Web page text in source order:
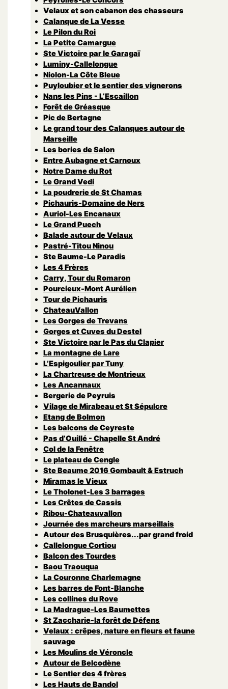
Velaux et son cabanon des chasseurs
Calanque de La Vesse
Le Pilon du Roi
La Petite Camargue
Ste Victoire par le Garagaï
Luminy-Callelongue
Niolon-La Côte Bleue
Puyloubier et le sentier des vignerons
Nans les Pins - L’Escaillon
Forêt de Gréasque
Pic de Bertagne
Le grand tour des Calanques autour de
Marseille
Les bories de Salon
Entre Aubagne et Carnoux
Notre Dame du Rot
Le Grand Vedi
La poudrerie de St Chamas
Pichauris-Domaine de Ners
Auriol-Les Encanaux
Le Grand Puech
Balade autour de Velaux
Pastré-Titou Ninou
Ste Baume-Le Paradis
Les 4 Frères
Carry, Tour du Romaron
Pourcieux-Mont Aurélien
Tour de Pichauris
ChateauVallon
Les Gorges de Trevans
Gorges et Cuves du Destel
Ste Victoire par le Pas du Clapier
La montagne de Lare
L’Espigoulier par Tuny
La Chartreuse de Montrieux
Les Ancannaux
Bergerie de Peyruis
Vilage de Mirabeau et St Sépulcre
Etang de Bolmon
Les balcons de Ceyreste
Pas d’Ouillé - Chapelle St André
Col de la Fenêtre
Le plateau de Cengle
Ste Beaume 2016 Gombault & Estruch
Miramas le Vieux
Le Tholonet-Les 3 barrages
Les Crêtes de Cassis
Ribou-Chateauvallon
Journée des marcheurs marseillais
Autour des Brusquières...par grand froid
Callelongue Cortiou
Balcon des Tourdes
Baou Traouqua
La Couronne Charlemagne
Les barres de Font-Blanche
Les collines du Rove
La Madrague-Les Baumettes
St Zaccharie-la forêt de Défens
Velaux : crêpes, nature en fleurs et faune
sauvage
Les Moulins de Véroncle
Autour de Belcodène
Le Sentier des 4 frères
Les Hauts de Bandol